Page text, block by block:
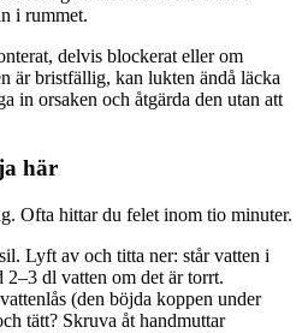
i rummet.
delvis blockerat eller om
är bristfällig, kan lukten ändå läcka
in orsaken och åtgärda den utan att
här
Ofta hittar du felet inom tio minuter.
Lyft av och titta ner: står vatten i
2–3 dl vatten om det är torrt.
(den böjda koppen under
tätt? Skruva åt handmuttar